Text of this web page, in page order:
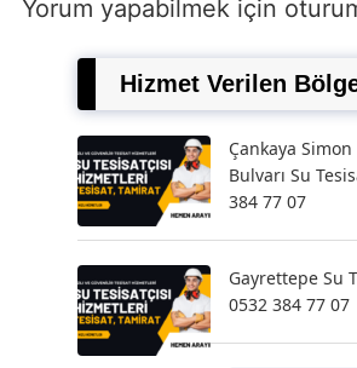
Yorum yapabilmek için
Hizmet Verilen
Çankaya
Bulvarı Su
384 77 07
Gayrettepe Su
0532 384 77 07